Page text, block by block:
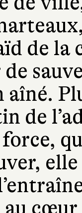
de la
aîné.
de
cœur